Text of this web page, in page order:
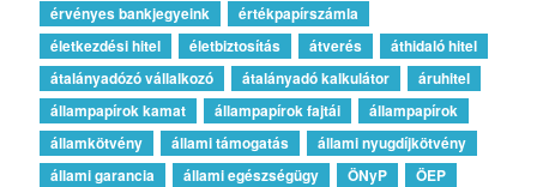
érvényes bankjegyeink
értékpapírszámla
életkezdési hitel
életbiztosítás átverés
áthidaló hitel
átalányadózó vállalkozó
átalányadó kalkulátor
áruhitel
állampapírok kamat
állampapírok fajtái
állampapírok
államkötvény
állami támogatás
állami nyugdíjkötvény
állami garancia
állami egészségügy ÖNyP
ÖEP